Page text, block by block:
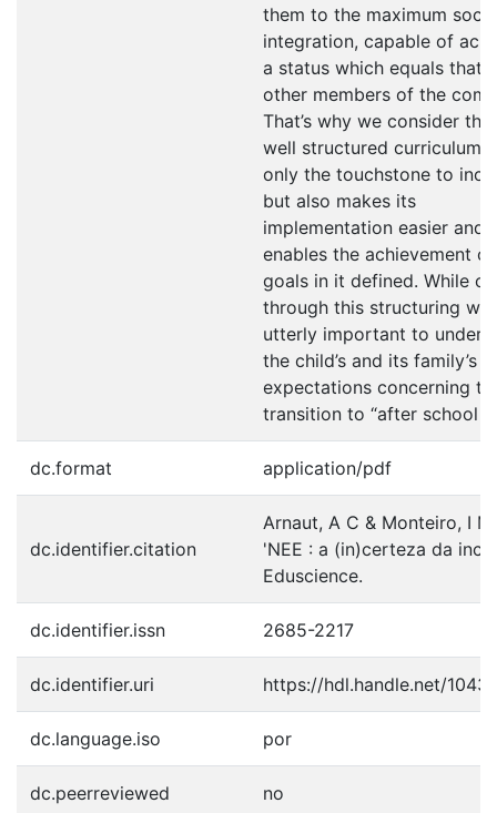
them to the maximum
integration, capable of
a status which equals that
other members of the
That’s why we consider
well structured curriculum
only the touchstone to
but also makes its
implementation easier and
enables the achievement
goals in it defined. While
through this structuring
utterly important to
the child’s and its family’s
expectations concerning
transition to “after school
dc.format application/pdf
dc.identifier.citation
Arnaut, A C & Monteiro, I M
'NEE : a (in)certeza da
Eduscience.
dc.identifier.issn 2685-2217
dc.identifier.uri https://hdl.handle.net/
dc.language.iso por
dc.peerreviewed no